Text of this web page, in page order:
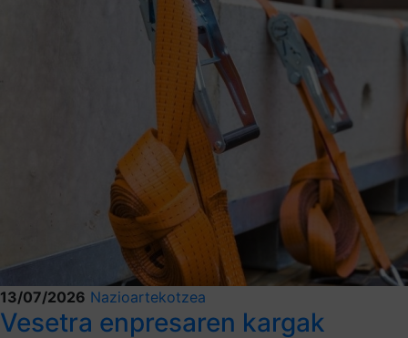
13/07/2026 Nazioartekotzea
Vesetra enpresaren kargak